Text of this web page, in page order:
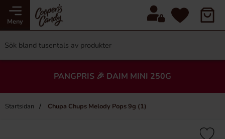
Meny
PANGPRIS 🎉 DAIM MINI 250G
Startsidan Chupa Chups Melody Pops 9g (1)